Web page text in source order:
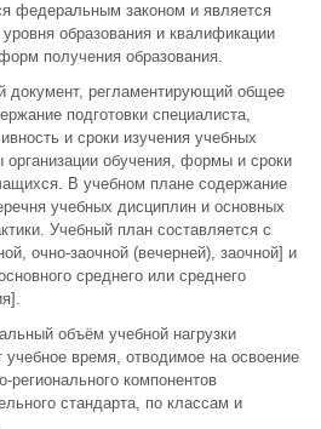
федеральным законом и является
образования и квалификации
получения образования.
документ, регламентирующий общее
подготовки специалиста,
и сроки изучения учебных
обучения, формы и сроки
В учебном плане содержание
учебных дисциплин и основных
Учебный план составляется с
очно-заочной (вечерней), заочной] и
среднего или среднего
объём учебной нагрузки
время, отводимое на освоение
компонентов
стандарта, по классам и